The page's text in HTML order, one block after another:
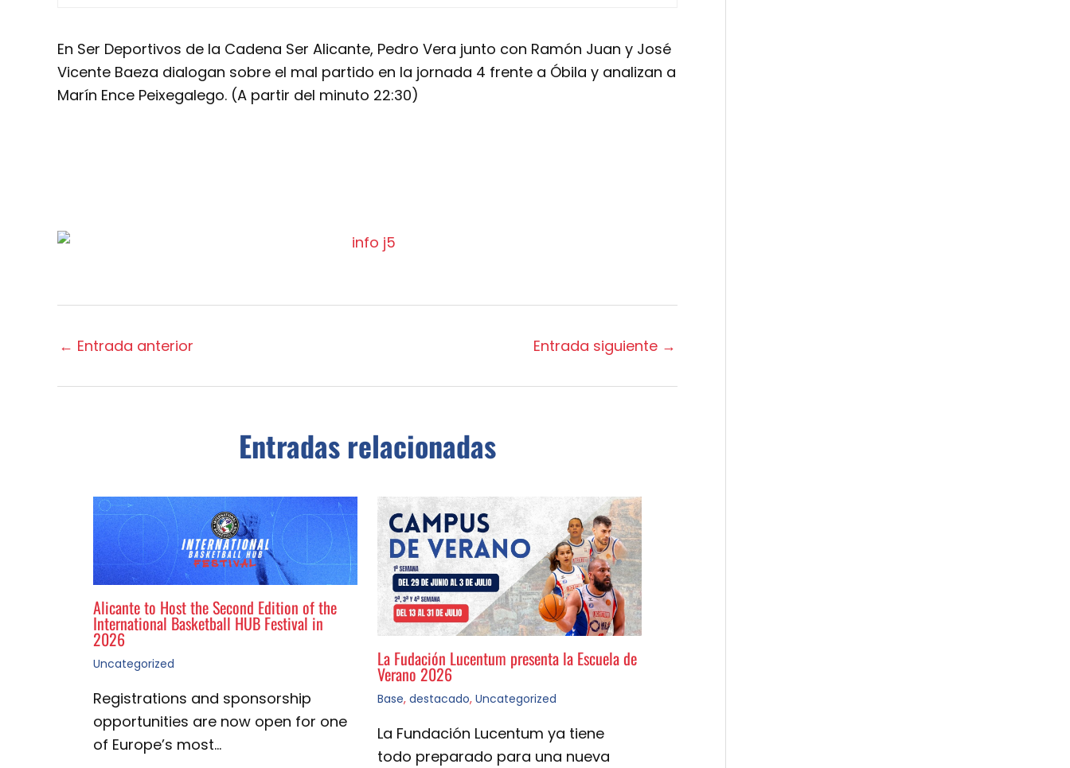
En Ser Deportivos de la Cadena Ser Alicante, Pedro Vera junto con Ramón Juan y José
Vicente Baeza dialogan sobre el mal partido en la jornada 4 frente a Óbila y analizan a
Marín Ence Peixegalego. (A partir del minuto 22:30)
← Entrada anterior Entrada siguiente →
Entradas relacionadas
Alicante to Host the Second Edition of the
International Basketball HUB Festival in
2026
Uncategorized
Registrations and sponsorship
opportunities are now open for one
of Europe’s most…
La Fudación Lucentum presenta la Escuela de
Verano 2026
Base, destacado, Uncategorized
La Fundación Lucentum ya tiene
todo preparado para una nueva